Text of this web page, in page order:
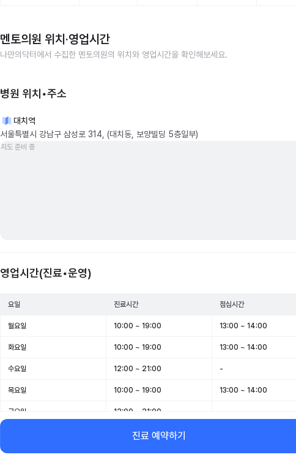
멘토의원 위치·영업시간
나만의닥터에서 수집한 멘토의원의 위치와 영업시간을 확인해보세요.
병원 위치•주소
대치역
서울특별시 강남구 삼성로 314, (대치동, 보양빌딩 5층일부)
지도 준비 중
영업시간(진료•운영)
요일 진료시간 점심시간
월요일 10:00 ~ 19:00 13:00 ~ 14:00
화요일 10:00 ~ 19:00 13:00 ~ 14:00
수요일 12:00 ~ 21:00 -
목요일 10:00 ~ 19:00 13:00 ~ 14:00
금요일 12:00 ~ 21:00
10:00 ~ 15:00
일요일 휴무 -
진료 예약하기